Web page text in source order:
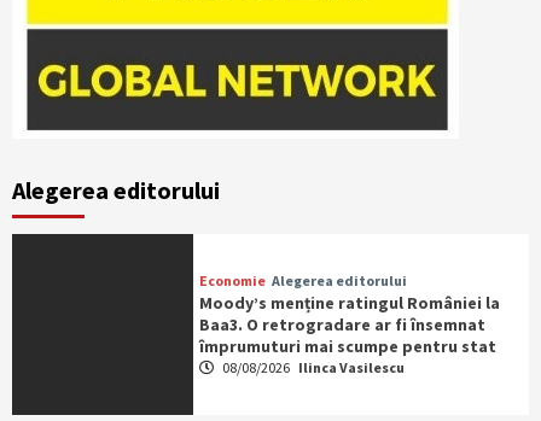
Alegerea editorului
Economie Alegerea editorului
Moody’s menține ratingul României la
Baa3. O retrogradare ar fi însemnat
împrumuturi mai scumpe pentru stat
08/08/2026 Ilinca Vasilescu